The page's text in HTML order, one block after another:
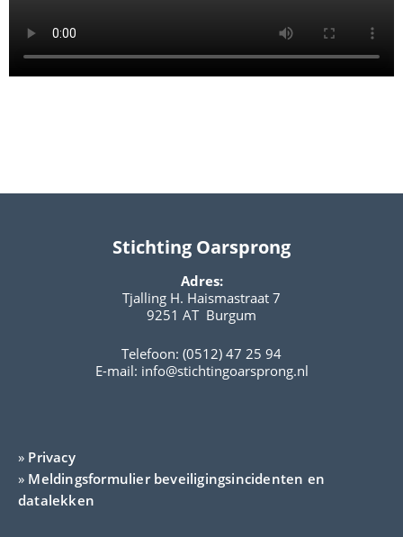
Stichting Oarsprong
Adres:
Tjalling H. Haismastraat 7
9251 AT Burgum
Telefoon: (0512) 47 25 94
E-mail: info@stichtingoarsprong.nl
» Privacy
» Meldingsformulier beveiligingsincidenten en
datalekken